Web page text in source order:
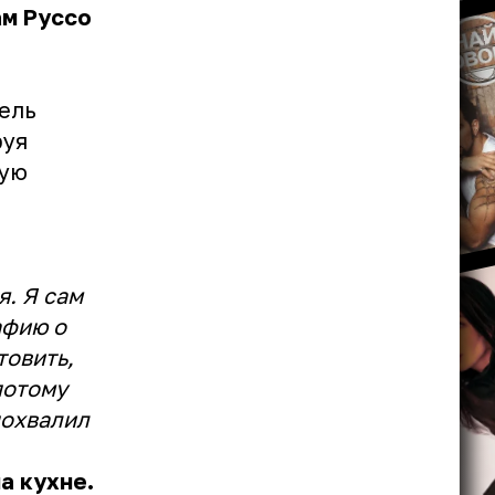
Руссо
Я сам
о
кухне.